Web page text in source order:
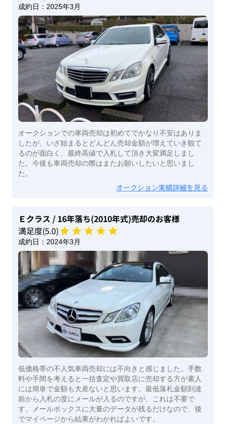
成約日： 2025年3月
オークションでの車両売却は初めてでかなり不安はありま
したが、いざ始まるとどんどん売却金額が増えていき観て
るのが面白く、最終高値で入札して頂き大変満足しまし
た。今後も車両売却の際はまたお願いしたいと思いまし
た。
オークション実績詳細を見る
Ｅクラス / 16年落ち(2010年式)売却のお客様
満足度(5.0)
成約日： 2024年3月
低価格帯の不人気車両売却には不向きと感じました。手数
料や手間を考えると一括査定や買取店に売却する方が素人
には簡単で金額も大差ないと思います。最低落札金額到達
前から入札の度にメールが入るのですが、これは不要で
す。メールボックスに大量のデータが残るだけなので、後
でマイページから結果がわかればよいです。